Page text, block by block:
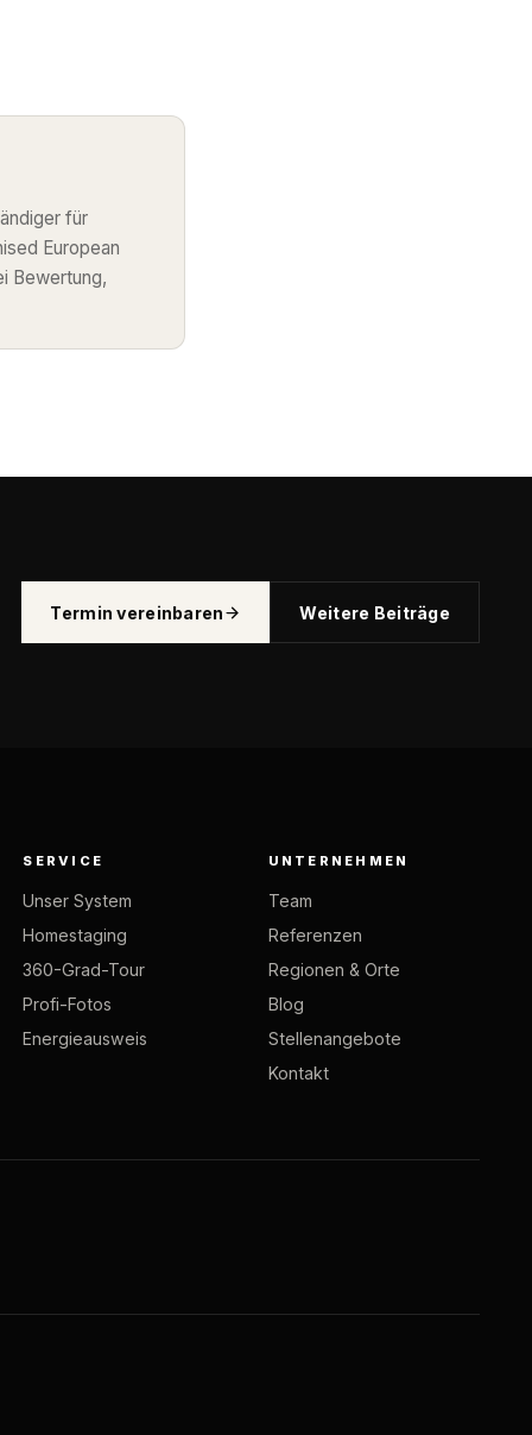
für
European
Bewertung,
Termin vereinbaren Weitere Beiträge
SERVICE
Unser System
Homestaging
360-Grad-Tour
Profi-Fotos
Energieausweis
UNTERNEHMEN
Team
Referenzen
Regionen & Orte
Blog
Stellenangebote
Kontakt